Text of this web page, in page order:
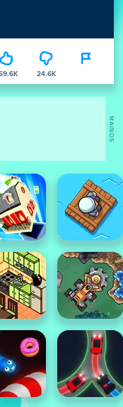
24.6K
MAINOS